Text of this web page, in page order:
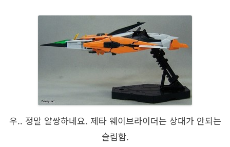
우.. 정말 얄쌍하네요. 제타 웨이브라이더는 상대가 안되는
슬림함.